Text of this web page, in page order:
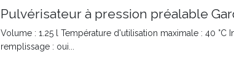
Pulvérisateur à pression préalable
Volume : 1.25 l Température d'utilisation maximale : 40
remplissage : oui...